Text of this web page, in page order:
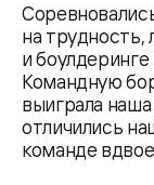
на трудность,
и
Командную
выиграла
отличились
команде